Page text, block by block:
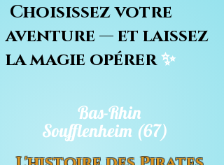
Choisissez votre
aventure — et laissez
la magie opérer✨
Soufflenheim (67)
Bas-Rhin